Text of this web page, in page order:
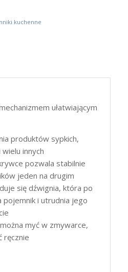
kuchenne
ułatwiającym
produktów sypkich,
innych
pozwala stabilnie
jeden na drugim
się dźwignia, która po
pojemnik i utrudnia jego
myć w zmywarce,
ręcznie